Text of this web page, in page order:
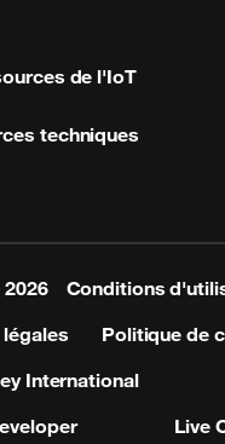
de l'IoT
techniques
2026
Conditions
Politique de
International
Live